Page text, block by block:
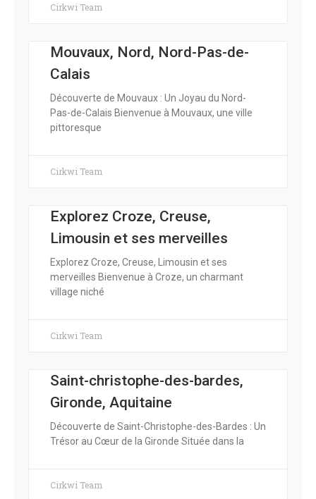
Cirkwi Team
Mouvaux, Nord, Nord-Pas-de-
Calais
Découverte de Mouvaux : Un Joyau du Nord-
Pas-de-Calais Bienvenue à Mouvaux, une ville
pittoresque
Cirkwi Team
Explorez Croze, Creuse,
Limousin et ses merveilles
Explorez Croze, Creuse, Limousin et ses
merveilles Bienvenue à Croze, un charmant
village niché
Cirkwi Team
Saint-christophe-des-bardes,
Gironde, Aquitaine
Découverte de Saint-Christophe-des-Bardes : Un
Trésor au Cœur de la Gironde Située dans la
Cirkwi Team